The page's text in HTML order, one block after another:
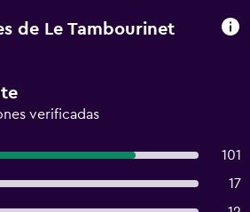
de Le Tambourinet
verificadas
101
17